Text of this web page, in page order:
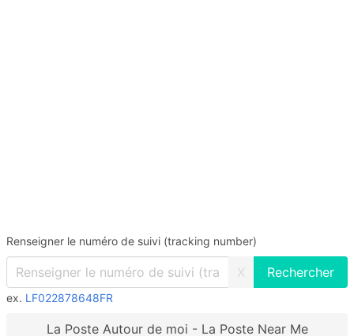
Renseigner le numéro de suivi (tracking number)
X
ex. LF022878648FR
La Poste Autour de moi - La Poste Near Me